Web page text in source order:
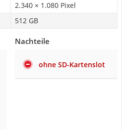
2.340 × 1.080 Pixel
512 GB
Nachteile
ohne SD-Kartenslot